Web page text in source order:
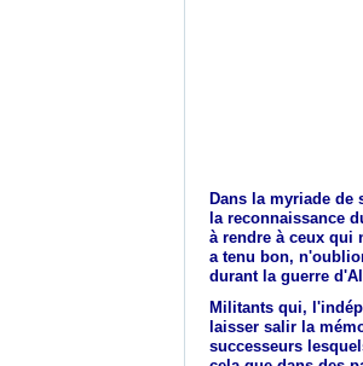
Dans la myriade de
la reconnaissance
à rendre à ceux qui
a tenu bon,
durant la guerre
Militants qui,
laisser salir la
successeurs